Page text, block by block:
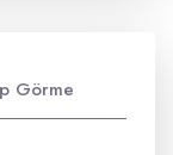
Görme